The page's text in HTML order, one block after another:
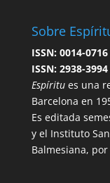
Sobre
ISSN: 0014-
ISSN: 2938-
Espíritues una
Barcelona en
Es editada
y el Instituto
Balmesiana,